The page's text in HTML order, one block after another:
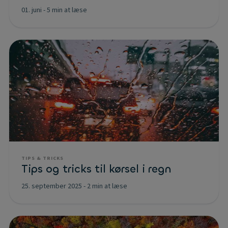
01. juni -5 min at læse
TIPS & TRICKS
Tips og tricks til kørsel i regn
25. september 2025 - 2 min at læse